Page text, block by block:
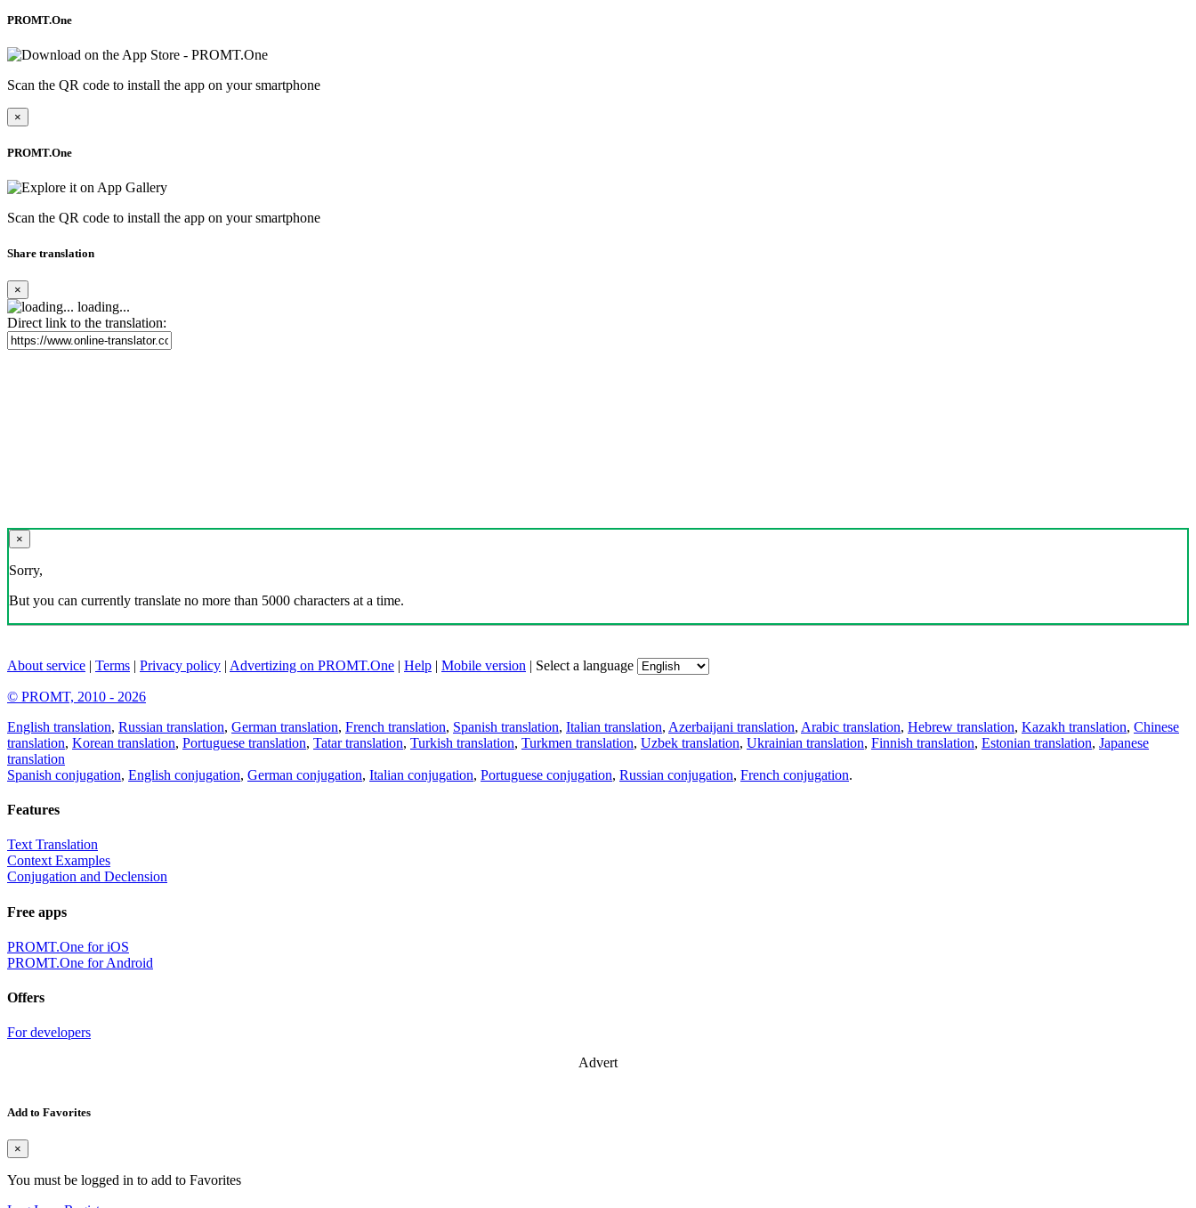
PROMT.One
Scan the QR code to install the app on your smartphone
×
PROMT.One
Scan the QR code to install the app on your smartphone
Share translation
×
loading...
Direct link to the translation:
×
Sorry,
But you can currently translate no more than 5000 characters at a time.
About service | Terms | Privacy policy | Advertizing on PROMT.One | Help | Mobile version | Select a language
© PROMT, 2010 - 2026
English translation, Russian translation, German translation, French translation, Spanish translation, Italian translation, Azerbaijani translation, Arabic translation, Hebrew translation, Kazakh translation, Chinese
translation, Korean translation, Portuguese translation, Tatar translation, Turkish translation, Turkmen translation, Uzbek translation, Ukrainian translation, Finnish translation, Estonian translation, Japanese
translation
Spanish conjugation, English conjugation, German conjugation, Italian conjugation, Portuguese conjugation, Russian conjugation, French conjugation.
Features
Text Translation
Context Examples
Conjugation and Declension
Free apps
PROMT.One for iOS
PROMT.One for Android
Offers
For developers
Advert
Add to Favorites
×
You must be logged in to add to Favorites